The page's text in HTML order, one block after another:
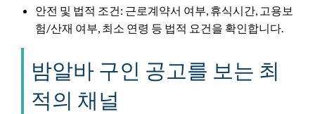
안전 및 법적 조건: 근로계약서 여부, 휴식시간, 고용보
험/산재 여부, 최소 연령 등 법적 요건을 확인합니다.
밤알바 구인 공고를 보는 최
적의 채널